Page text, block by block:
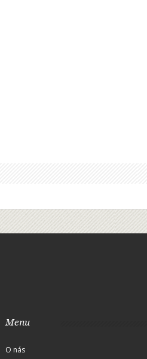
Menu
O nás